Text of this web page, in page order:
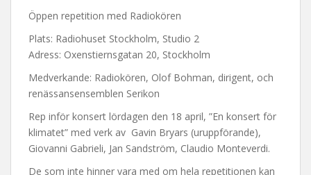
Öppen repetition med Radiokören
Plats: Radiohuset Stockholm, Studio 2
Adress: Oxenstiernsgatan 20, Stockholm
Medverkande: Radiokören, Olof Bohman, dirigent, och
renässansensemblen Serikon
Rep inför konsert lördagen den 18 april, ”En konsert för
klimatet” med verk av Gavin Bryars (uruppförande),
Giovanni Gabrieli, Jan Sandström, Claudio Monteverdi.
De som inte hinner vara med om hela repetitionen kan